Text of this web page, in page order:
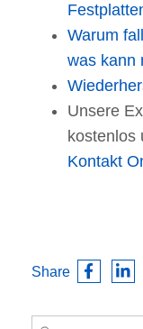
Warum
was kann
Unsere
kostenlos
Kontakt
Share